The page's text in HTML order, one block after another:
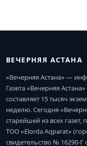
ВЕЧЕРНЯЯ АСТАНА
«Вечерняя Астана» —
Газета «Вечерняя
составляет 15 тысяч
неделю. Сегодня
старейшей из всех
ТОО «Elorda Aqparat»
свидетельство № 16290-Г